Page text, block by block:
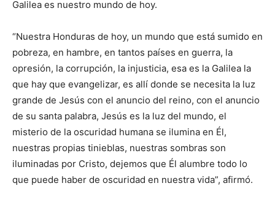
Galilea es nuestro mundo de hoy.
“Nuestra Honduras de hoy, un mundo que está sumido en
pobreza, en hambre, en tantos países en guerra, la
opresión, la corrupción, la injusticia, esa es la Galilea la
que hay que evangelizar, es allí donde se necesita la luz
grande de Jesús con el anuncio del reino, con el anuncio
de su santa palabra, Jesús es la luz del mundo, el
misterio de la oscuridad humana se ilumina en Él,
nuestras propias tinieblas, nuestras sombras son
iluminadas por Cristo, dejemos que Él alumbre todo lo
que puede haber de oscuridad en nuestra vida”, afirmó.